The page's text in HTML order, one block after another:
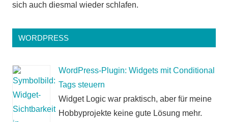
sich auch diesmal wieder schlafen.
WORDPRESS
WordPress-Plugin: Widgets mit Conditional
Tags steuern
Widget Logic war praktisch, aber für meine
Hobbyprojekte keine gute Lösung mehr.